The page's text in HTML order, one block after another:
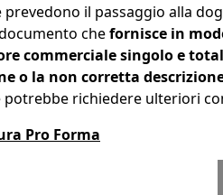
prevedono il passaggio alla
chefornisce in
commerciale singolo e
o la non corretta
potrebbe richiedere ulteriori
Pro Forma